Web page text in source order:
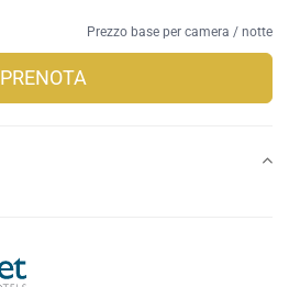
Prezzo base per camera / notte
PRENOTA